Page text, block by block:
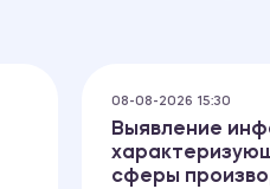
08-08-2026 15:30
Выявление
сферы